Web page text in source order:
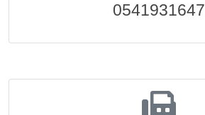
0541931647